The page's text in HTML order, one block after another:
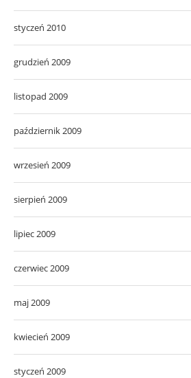
styczeń 2010
grudzień 2009
listopad 2009
październik 2009
wrzesień 2009
sierpień 2009
lipiec 2009
czerwiec 2009
maj 2009
kwiecień 2009
styczeń 2009